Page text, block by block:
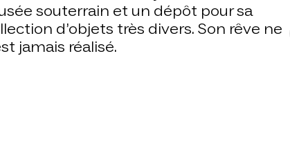
souterrain et un dépôt pour sa
d’objets très divers. Son rêve ne
jamais réalisé.